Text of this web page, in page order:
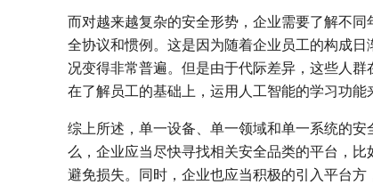
而对越来越复杂的安全形势，企业需要了解不
全协议和惯例。这是因为随着企业员工的构成
况变得非常普遍。但是由于代际差异，这些人
在了解员工的基础上，运用人工智能的学习功能
综上所述，单一设备、单一领域和单一系统的
么，企业应当尽快寻找相关安全品类的平台，
避免损失。同时，企业也应当积极的引入平台